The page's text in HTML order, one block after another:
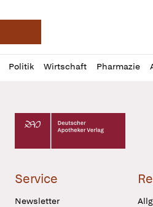
Deutsche Apotheker
Politik Wirtschaft Pharmazie
Profil
öffnen
Daz
Pur
Deutscher Apotheker Verlag
Service
Newsletter